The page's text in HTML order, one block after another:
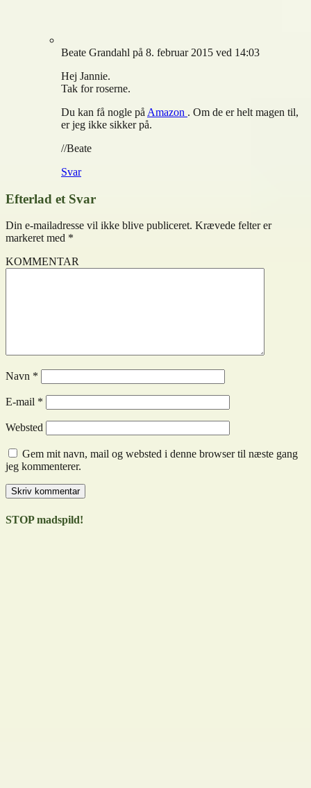
Beate Grandahl på 8. februar 2015 ved 14:03
Hej Jannie.
Tak for roserne.
Du kan få nogle på Amazon . Om de er helt magen til,
er jeg ikke sikker på.
//Beate
Svar
Efterlad et Svar
Din e-mailadresse vil ikke blive publiceret. Krævede felter er
markeret med *
KOMMENTAR
Navn *
E-mail *
Websted
Gem mit navn, mail og websted i denne browser til næste gang
jeg kommenterer.
STOP madspild!